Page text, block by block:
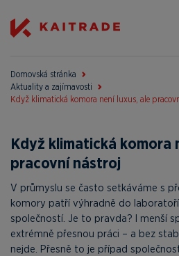
Domovská stránka
Aktuality a zajímavosti
Když klimatická komora není luxus, ale
Když klimatická komora
pracovní nástroj
V průmyslu se často setkáváme s
komory patří výhradně do
společností. Je to pravda? I menší
extrémně přesnou práci – a bez
nejde. Přesně to je případ